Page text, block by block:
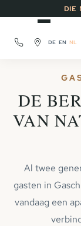
DIE
DE EN NL
DE
VAN
Al twee
gasten in
vandaag een